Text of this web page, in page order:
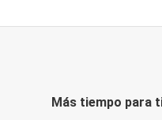
Más tiempo para